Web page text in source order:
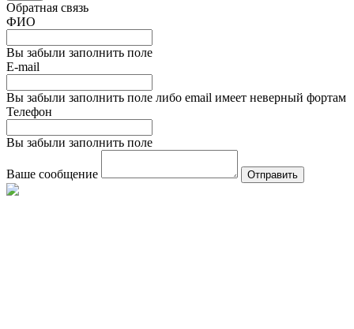
Обратная связь
ФИО
Вы забыли заполнить поле
E-mail
Вы забыли заполнить поле либо email имеет неверный фортам
Телефон
Вы забыли заполнить поле
Ваше сообщение Отправить